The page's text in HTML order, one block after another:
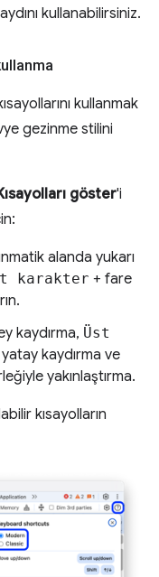
kullanabilirsiniz.
kullanmak
gezinme stilini
göster'i
alanda yukarı
karakter + fare
kaydırma, Üst
kaydırma ve
yakınlaştırma.
kısayolların